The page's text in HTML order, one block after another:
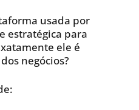
usada por
estratégica para
ele é
negócios?